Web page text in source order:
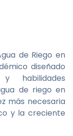
de Riego en
diseñado
habilidades
de riego en
más necesaria
y la creciente